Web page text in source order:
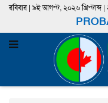
রবিবার | ৯ই আগস্ট, ২০২৬ খ্রিস্টাব্দ |